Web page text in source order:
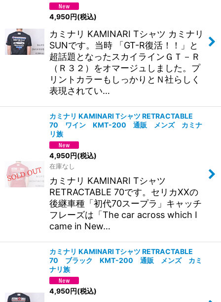
4,950 円(税込)
カミナリ KAMINARI Tシャツ カミナリ
SUNです。当時 「GT-R復活！！」と
超話題となったスカイラインＧＴ－Ｒ
（Ｒ３２）をオマージュしました。プ
リントカラーもしっかりとＮ社らしく
表現されてい…
カミナリ KAMINARI Tシャツ RETRACTABLE
70 ワイン KMT-200 通販 メンズ カミナ
リ族
4,950円(税込)
在庫なし
カミナリ KAMINARI Tシャツ
RETRACTABLE 70です。セリカXXの
後継車種「初代70スープラ」キャッチ
フレーズは「The car across which I
came in New…
カミナリ KAMINARI Tシャツ RETRACTABLE
70 ブラック KMT-200 通販 メンズ カミ
ナリ族
4,950円(税込)